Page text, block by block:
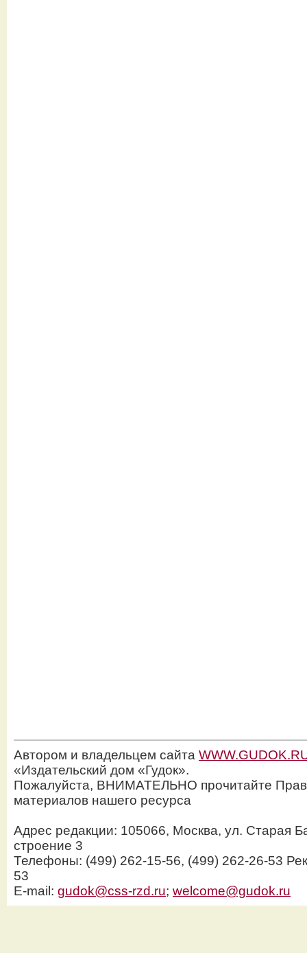
Автором и владельцем сайта
«Издательский дом «Гудок».
Пожалуйста, ВНИМАТЕЛЬНО прочитайте
материалов нашего ресурса
Адрес редакции: 105066, Москва, ул. Старая
строение 3
Телефоны: (499) 262-15-56, (499) 262-26-53
53
E-mail: gudok@css-rzd.ru; welcome@gudok.ru